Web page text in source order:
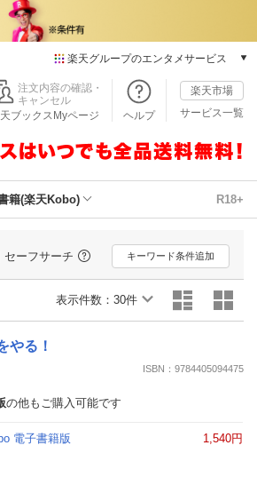
楽天グループのエンタメサービス
本/ゲーム/CD/DVD
楽天ブックス
楽天Kobo
動画配信
楽天TV
動画配信ガイド
楽天チケット
注文内容の確認・
キャンセル
ブックスMyページ
ヘルプ
楽天市場
サービス一覧
籍(楽天Kobo) R18+
セーフサーチ キーワード条件追加
表示件数： 30件
やる！
ISBN：9784405094475
の他もご購入可能です
電子書籍版 1,540円